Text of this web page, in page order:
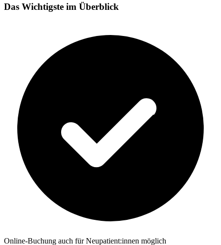
Das Wichtigste im Überblick
Online-Buchung auch für Neupatient:innen möglich